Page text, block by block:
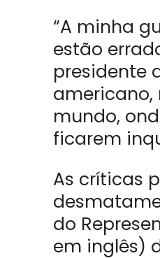
“A minha
estão
presidente
americano,
mundo,
ficarem
As críticas
do
em inglês)